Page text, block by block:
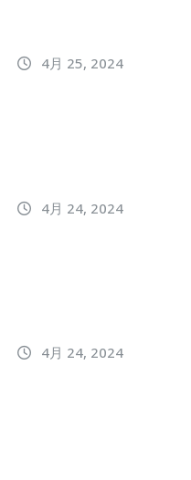
4月 25, 2024
4月 24, 2024
4月 24, 2024